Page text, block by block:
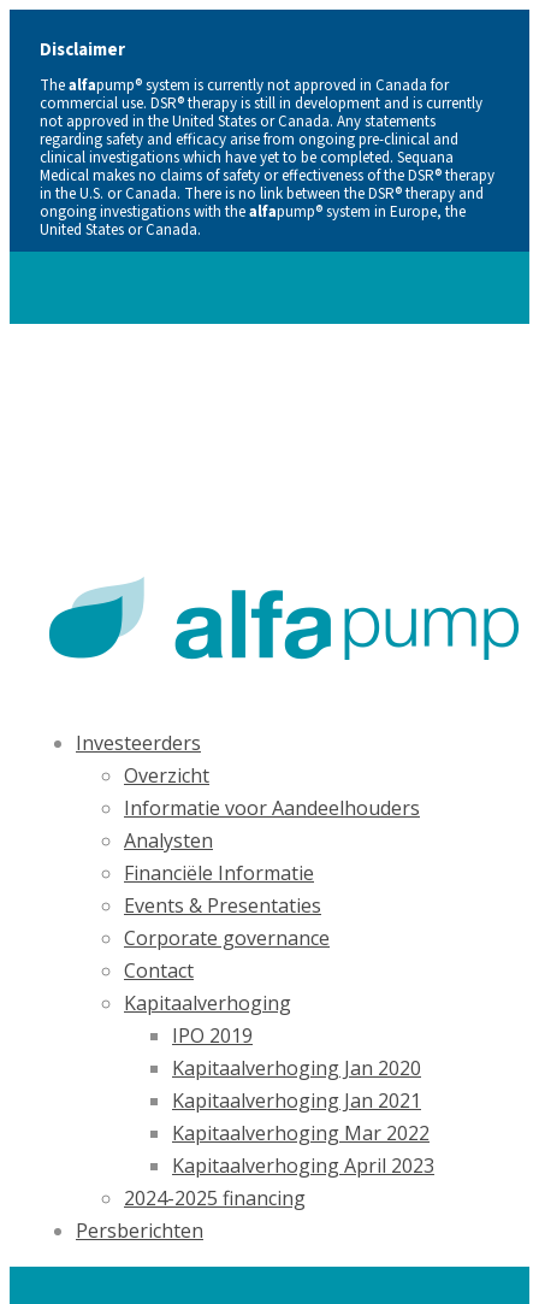
Disclaimer
Thealfapump® system is currently not approved in Canada for
commercial use. DSR® therapy is still in development and is currently
not approved in the United States or Canada. Any statements
regarding safety and efficacy arise from ongoing pre-clinical and
clinical investigations which have yet to be completed. Sequana
Medical makes no claims of safety or effectiveness of the DSR® therapy
in the U.S. or Canada. There is no link between the DSR® therapy and
ongoing investigations with thealfapump® system in Europe, the
United States or Canada.
Investeerders
Overzicht
Informatie voor Aandeelhouders
Analysten
Financiële Informatie
Events & Presentaties
Corporate governance
Contact
Kapitaalverhoging
IPO 2019
Kapitaalverhoging Jan 2020
Kapitaalverhoging Jan 2021
Kapitaalverhoging Mar 2022
Kapitaalverhoging April 2023
2024-2025 financing
Persberichten